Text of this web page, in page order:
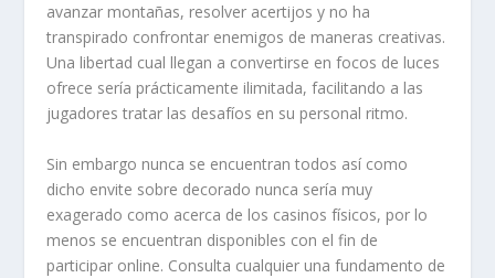
avanzar montañas, resolver acertijos y no ha
transpirado confrontar enemigos de maneras creativas.
Una libertad cual llegan a convertirse en focos de luces
ofrece serí­a prácticamente ilimitada, facilitando a las
jugadores tratar las desafíos en su personal ritmo.
Sin embargo nunca se encuentran todos así­ como
dicho envite sobre decorado nunca serí­a muy
exagerado como acerca de los casinos físicos, por lo
menos se encuentran disponibles con el fin de
participar online. Consulta cualquier una fundamento de